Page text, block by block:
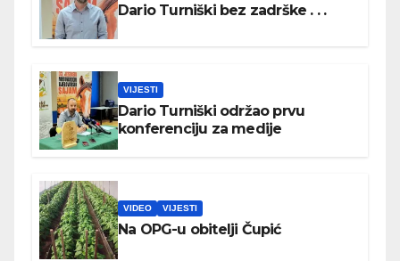
Dario Turniški bez zadrške . . .
VIJESTI
Dario Turniški održao prvu
konferenciju za medije
VIDEO VIJESTI
Na OPG-u obitelji Čupić